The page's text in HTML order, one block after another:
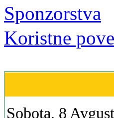
Sponzorstva
Koristne
Sobota, 8